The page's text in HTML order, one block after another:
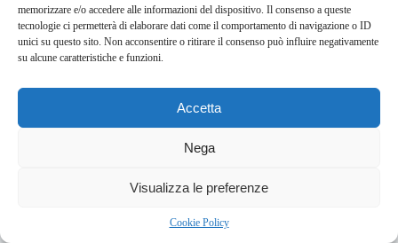
memorizzare e/o accedere alle informazioni del dispositivo. Il consenso a queste
tecnologie ci permetterà di elaborare dati come il comportamento di navigazione o ID
unici su questo sito. Non acconsentire o ritirare il consenso può influire negativamente
su alcune caratteristiche e funzioni.
Accetta
Nega
Visualizza le preferenze
Cookie Policy
Address:
VIA USODIMARE 3 - 37138 - VERONA (VR)
info@respira.re
045-511-7681
Bullet - Dynamic Solutions Srl P.IVA 02954300238 – REA